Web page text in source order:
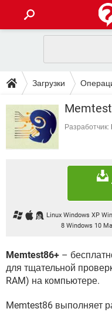
INSTAGRAM
ИГРЫ
ВКОНТАКТЕ
ПОЛЕЗНЫЕ СОВЕТЫ
TIKTOK
WHATSAPP
FACEBOOK
ЗАГРУЗКИ
TIKTOK
ФОРУМ
WINDOWS 10
YANDEX
ЭНЦИКЛОПЕДИЯ
ВИДЕО
YANDEX
Загрузки
Разработчик:
Linux Windows XP
8 Windows 10
Memtest86+ –
для тщательной
RAM) на компьютере.
Memtest86 выполняет